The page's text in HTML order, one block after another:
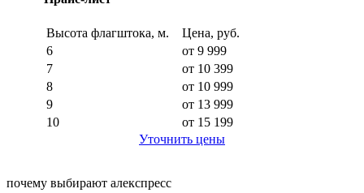
Высота флагштока, м.
Цена, руб.
6
от 9 999
7
от 10 399
8
от 10 999
9
от 13 999
10
от 15 199
Уточнить цены
почему выбирают алекспресс